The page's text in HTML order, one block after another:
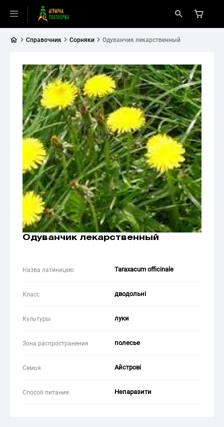
Справочник Сорняки Одуванчик лекарственный
Одуванчик лекарственный
Назва латиницею Taraxacum officinale
Класс дводольні
Культуры луки
Зона распространения полесье
Семья Айстрові
Способ питания Непаразити